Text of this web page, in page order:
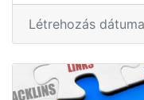
Létrehozás